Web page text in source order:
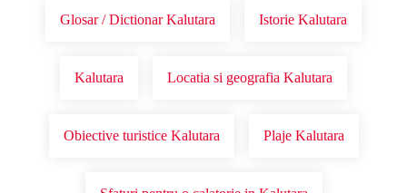
Glosar / Dictionar Kalutara Istorie Kalutara
Kalutara Locatia si geografia Kalutara
Obiective turistice Kalutara Plaje Kalutara